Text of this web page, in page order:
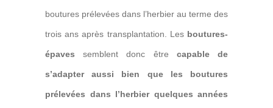
boutures prélevées dans l’herbier au terme des
trois ans après transplantation. Les boutures-
épaves semblent donc être capable de
s’adapter aussi bien que les boutures
prélevées dans l’herbier quelques années